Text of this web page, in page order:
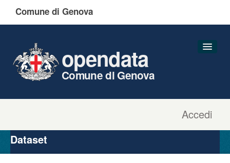
Comune di Genova
Accedi
opendata
Comune di Genova
Organizzazioni
Gruppi
Dataset